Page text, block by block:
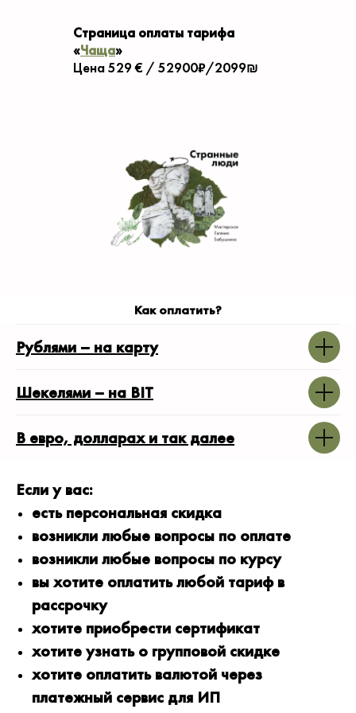
Страница оплаты тарифа
«Чаща»
Цена 529€ / 52900₽/2099₪
Как оплатить?
Рублями – на карту
Шекелями – на BIT
В евро, долларах и так далее
Если у вас:
есть персональная скидка
возникли любые вопросы по оплате
возникли любые вопросы по курсу
вы хотите оплатить любой тариф в
рассрочку
хотите приобрести сертификат
хотите узнать о групповой скидке
хотите оплатить валютой через
платежный сервис для ИП